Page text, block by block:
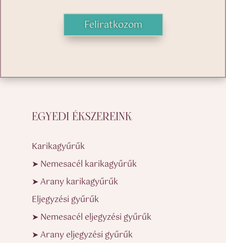
Feliratkozom
EGYEDI ÉKSZEREINK
Karikagyűrűk
➤ Nemesacél karikagyűrűk
➤ Arany karikagyűrűk
Eljegyzési gyűrűk
➤ Nemesacél eljegyzési gyűrűk
➤ Arany eljegyzési gyűrűk